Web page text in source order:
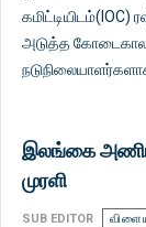
அடுத்த கோடைகால
இலங்கை
முரளி
SUB EDITOR